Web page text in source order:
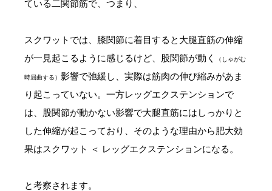
ている二関節筋で、つまり、
スクワットでは、膝関節に着目すると大腿直筋の伸縮
が一見起こるように感じるけど、股関節が動く
（しゃがむ
時屈曲する） 影響で弛緩し、実際は筋肉の伸び縮みがあま
り起こっていない。一方レッグエクステンションで
は、股関節が動かない影響で大腿直筋にはしっかりと
した伸縮が起こっており、そのような理由から肥大効
果はスクワット ＜ レッグエクステンションになる。
と考察されます。